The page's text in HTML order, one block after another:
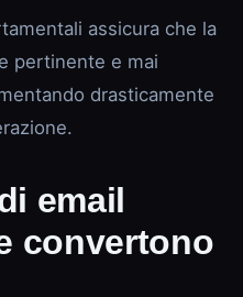
assicura che la
pertinente e mai
drasticamente
email
convertono